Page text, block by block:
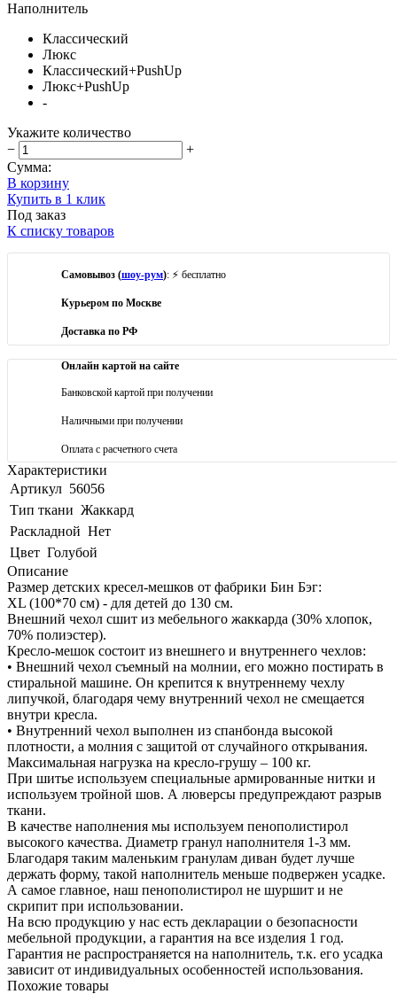
Наполнитель
Классический
Люкс
Классический+PushUp
Люкс+PushUp
-
Укажите количество
−
+
Сумма:
В корзину
Купить в 1 клик
Под заказ
К списку товаров
Самовывоз (шоу-рум): ⚡ бесплатно
Курьером по Москве
Доставка по РФ
Онлайн картой на сайте
Банковской картой при получении
Наличными при получении
Оплата с расчетного счета
Характеристики
Артикул 56056
Тип ткани Жаккард
Раскладной Нет
Цвет Голубой
Описание
Размер детских кресел-мешков от фабрики Бин Бэг:
XL (100*70 см) - для детей до 130 см.
Внешний чехол сшит из мебельного жаккарда (30% хлопок,
70% полиэстер).
Кресло-мешок состоит из внешнего и внутреннего чехлов:
• Внешний чехол съемный на молнии, его можно постирать в
стиральной машине. Он крепится к внутреннему чехлу
липучкой, благодаря чему внутренний чехол не смещается
внутри кресла.
• Внутренний чехол выполнен из спанбонда высокой
плотности, а молния с защитой от случайного открывания.
Максимальная нагрузка на кресло-грушу – 100 кг.
При шитье используем специальные армированные нитки и
используем тройной шов. А люверсы предупреждают разрыв
ткани.
В качестве наполнения мы используем пенополистирол
высокого качества. Диаметр гранул наполнителя 1-3 мм.
Благодаря таким маленьким гранулам диван будет лучше
держать форму, такой наполнитель меньше подвержен усадке.
А самое главное, наш пенополистирол не шуршит и не
скрипит при использовании.
На всю продукцию у нас есть декларации о безопасности
мебельной продукции, а гарантия на все изделия 1 год.
Гарантия не распространяется на наполнитель, т.к. его усадка
зависит от индивидуальных особенностей использования.
Похожие товары